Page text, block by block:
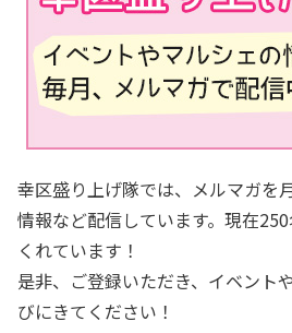
幸区盛り上げ隊では、メルマガを
情報など配信しています。現在
くれています！
是非、ご登録いただき、イベント
びにきてください！